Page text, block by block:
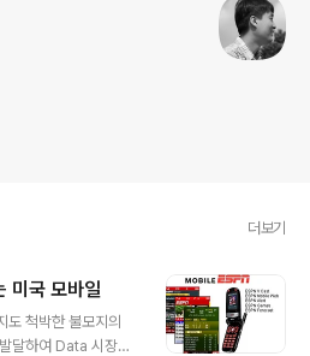
더보기
미국 모바일
도 척박한 불모지의
달하여 Data 시장으